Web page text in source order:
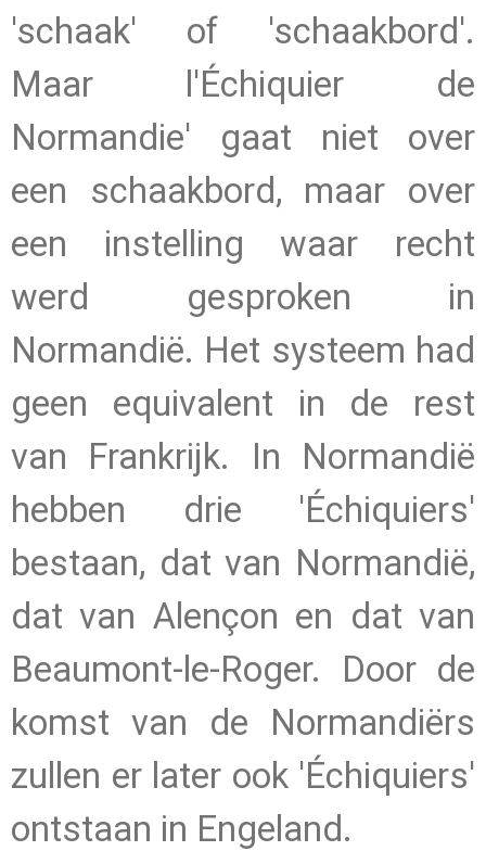
'schaak' of 'schaakbord'.
Maar l'Échiquier de
Normandie' gaat niet over
een schaakbord, maar over
een instelling waar recht
werd gesproken in
Normandië. Het systeem had
geen equivalent in de rest
van Frankrijk. In Normandië
hebben drie 'Échiquiers'
bestaan, dat van Normandië,
dat van Alençon en dat van
Beaumont-le-Roger. Door de
komst van de Normandiërs
zullen er later ook 'Échiquiers'
ontstaan in Engeland.